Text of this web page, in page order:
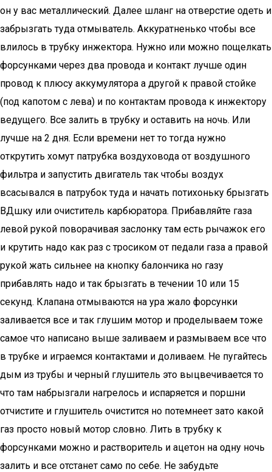
он у вас металлический. Далее шланг на отверстие одеть и
забрызгать туда отмыватель. Аккуратненько чтобы все
влилось в трубку инжектора. Нужно или можно пощелкать
форсунками через два провода и контакт лучше один
провод к плюсу аккумулятора а другой к правой стойке
(под капотом с лева) и по контактам провода к инжектору
ведущего. Все залить в трубку и оставить на ночь. Или
лучше на 2 дня. Если времени нет то тогда нужно
открутить хомут патрубка воздуховода от воздушного
фильтра и запустить двигатель так чтобы воздух
всасывался в патрубок туда и начать потихоньку брызгать
ВДшку или очиститель карбюратора. Прибавляйте газа
левой рукой поворачивая заслонку там есть рычажок его
и крутить надо как раз с тросиком от педали газа а правой
рукой жать сильнее на кнопку балончика но газу
прибавлять надо и так брызгать в течении 10 или 15
секунд. Клапана отмываются на ура жало форсунки
заливается все и так глушим мотор и проделываем тоже
самое что написано выше заливаем и размываем все что
в трубке и играемся контактами и доливаем. Не пугайтесь
дым из трубы и черный глушитель это выцвечивается то
что там набрызгали нагрелось и испаряется и поршни
отчистите и глушитель очистится но потемнеет зато какой
газ просто новый мотор словно. Лить в трубку к
форсунками можно и растворитель и ацетон на одну ночь
залить и все отстанет само по себе. Не забудьте